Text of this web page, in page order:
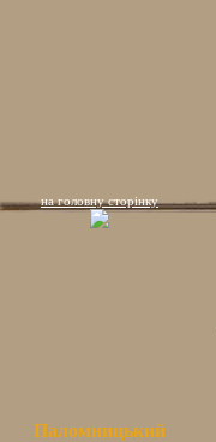
на головну сторінку
Паломницький